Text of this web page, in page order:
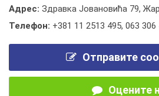
Адрес: Здравка Јовановића 79,
Телефон: +381 11 2513 495, 063 306
Отправите
Оцените